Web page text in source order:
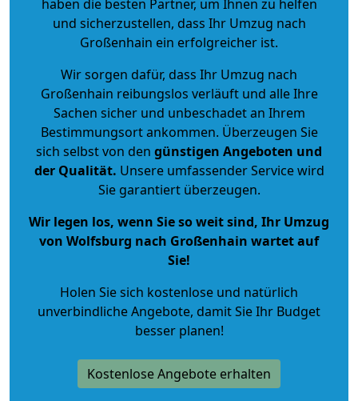
haben die besten Partner, um Ihnen zu helfen
und sicherzustellen, dass Ihr Umzug nach
Großenhain ein erfolgreicher ist.
Wir sorgen dafür, dass Ihr Umzug nach
Großenhain reibungslos verläuft und alle Ihre
Sachen sicher und unbeschadet an Ihrem
Bestimmungsort ankommen. Überzeugen Sie
sich selbst von den günstigen Angeboten und
der Qualität. Unsere umfassender Service wird
Sie garantiert überzeugen.
Wir legen los, wenn Sie so weit sind, Ihr Umzug
von Wolfsburg nach Großenhain wartet auf
Sie!
Holen Sie sich kostenlose und natürlich
unverbindliche Angebote, damit Sie Ihr Budget
besser planen!
Kostenlose Angebote erhalten